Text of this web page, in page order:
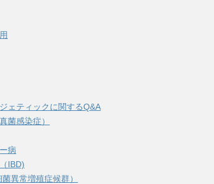
ェティックに関するQ&A
菌感染症）
病
IBD)
異常増殖症候群）